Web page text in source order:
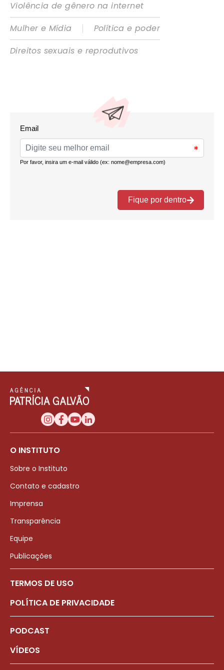
Violência de gênero na internet
Mulher e Mídia
|
Política e poder
Direitos sexuais e reprodutivos
O INSTITUTO
Sobre o Instituto
Contato e cadastro
Imprensa
Transparência
Equipe
Publicações
TERMOS DE USO
POLÍTICA DE PRIVACIDADE
PODCAST
VÍDEOS